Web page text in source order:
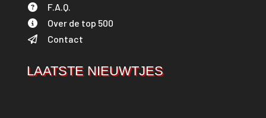
F.A.Q.
Over de top 500
Contact
LAATSTE NIEUWTJES